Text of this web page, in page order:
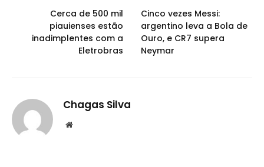
Cerca de 500 mil
piauienses estão
inadimplentes com a
Eletrobras
Cinco vezes Messi:
argentino leva a Bola de
Ouro, e CR7 supera
Neymar
Chagas Silva
Website